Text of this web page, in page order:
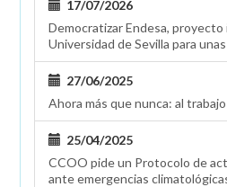
17/07/2026
Democratizar Endesa, proyecto
Universidad de Sevilla para
27/06/2025
Ahora más que nunca: al
25/04/2025
CCOO pide un Protocolo de
ante emergencias